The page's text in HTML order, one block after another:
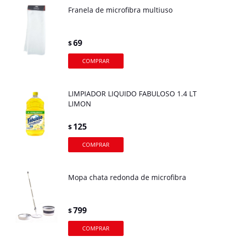
Franela de microfibra multiuso
$69
LIMPIADOR LIQUIDO FABULOSO 1.4 LT
LIMON
$ 125
Mopa chata redonda de microfibra
$799